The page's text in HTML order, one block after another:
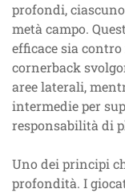
profondi,
metà campo.
efficace sia
cornerback
aree laterali,
intermedie per
responsabilità di
Uno dei principi
profondità. I